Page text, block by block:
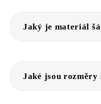
Jaký je materiál
Jaké jsou rozměry